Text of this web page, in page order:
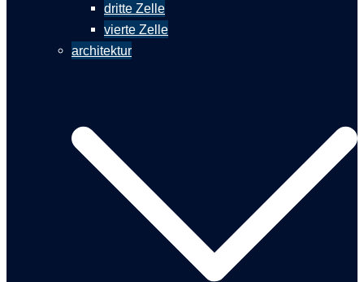
dritte Zelle
vierte Zelle
architektur